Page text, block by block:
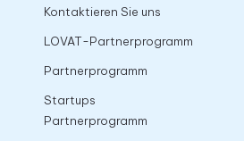
Kontaktieren Sie uns
LOVAT-Partnerprogramm
Partnerprogramm
Startups
Partnerprogramm